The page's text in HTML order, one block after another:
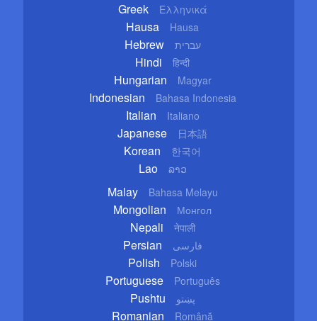
Greek Ελληνικά
Hausa Hausa
Hebrew עברית
Hindi हिन्दी
Hungarian Magyar
Indonesian Bahasa Indonesia
Italian Italiano
Japanese 日本語
Korean 한국어
Lao ລາວ
Malay Bahasa Melayu
Mongolian Монгол
Nepali नेपाली
Persian فارسی
Polish Polski
Portuguese Português
Pushtu پښتو
Romanian Română